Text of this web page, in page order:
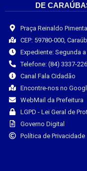
DE
Praça Reinaldo
CEP: 59780-000,
Expediente: Segunda
Telefone: (84) 3337-
Canal Fala Cidadão
Encontre-nos no
WebMail da Prefeitura
LGPD - Lei Geral de
Governo Digital
Política de Privacidade